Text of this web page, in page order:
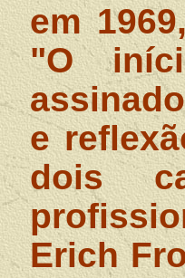
em
"O
e
dois
Erich